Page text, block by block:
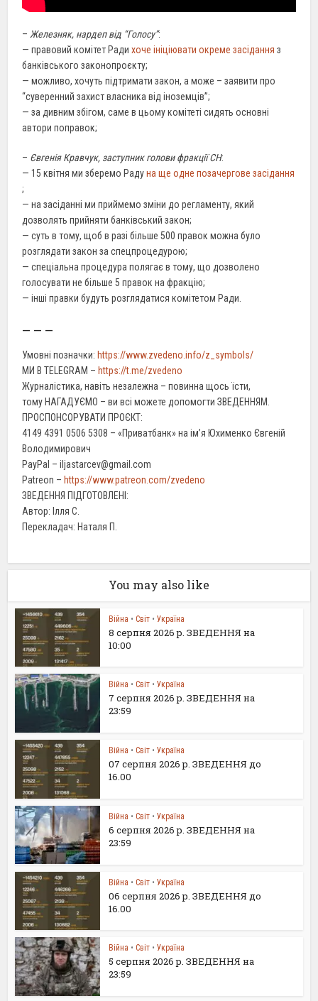
– Железняк, нардеп від “Голосу”:
— правовий комітет Радихоче ініціювати окреме засідання з
банківського законопроєкту;
— можливо, хочуть підтримати закон, а може – заявити про
“суверенний захист власника від іноземців”;
— за дивним збігом, саме в цьому комітеті сидять основні
автори поправок;
– Євгенія Кравчук, заступник голови фракції СН:
— 15 квітня ми зберемо Радуна ще одне позачергове засідання
;
— на засіданні ми приймемо зміни до регламенту, який
дозволять прийняти банківський закон;
— суть в тому, щоб в разі більше 500 правок можна було
розглядати закон за спецпроцедурою;
— спеціальна процедура полягає в тому, що дозволено
голосувати не більше 5 правок на фракцію;
— інші правки будуть розглядатися комітетом Ради.
– – –
Умовні позначки: https://www.zvedeno.info/z_symbols/
МИ В TELEGRAM – https://t.me/zvedeno
Журналістика, навіть незалежна – повинна щось їсти,
тому НАГАДУЄМО – ви всі можете допомогти ЗВЕДЕННЯМ.
ПРОСПОНСОРУВАТИ ПРОЄКТ:
4149 4391 0506 5308 – «Приватбанк» на ім’я Юхименко Євгеній
Володимирович
PayPal – iljastarcev@gmail.com
Patreon – https://www.patreon.com/zvedeno
ЗВЕДЕННЯ ПІДГОТОВЛЕНІ:
Автор: Ілля С.
Перекладач: Наталя П.
You may also like
Війна • Світ • Україна
8 серпня 2026 р. ЗВЕДЕННЯ на
10:00
Війна • Світ • Україна
7 серпня 2026 р. ЗВЕДЕННЯ на
23:59
Війна • Світ • Україна
07 серпня 2026 р. ЗВЕДЕННЯ до
16.00
Війна • Світ • Україна
6 серпня 2026 р. ЗВЕДЕННЯ на
23:59
Війна • Світ • Україна
06 серпня 2026 р. ЗВЕДЕННЯ до
16.00
Війна • Світ • Україна
5 серпня 2026 р. ЗВЕДЕННЯ на
23:59